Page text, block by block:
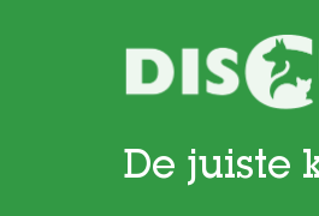
De juiste